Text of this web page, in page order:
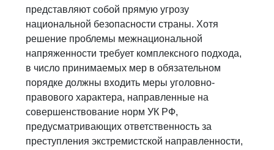
представляют собой прямую угрозу
национальной безопасности страны. Хотя
решение проблемы межнациональной
напряженности требует комплексного подхода,
в число принимаемых мер в обязательном
порядке должны входить меры уголовно-
правового характера, направленные на
совершенствование норм УК РФ,
предусматривающих ответственность за
преступления экстремистской направленности,